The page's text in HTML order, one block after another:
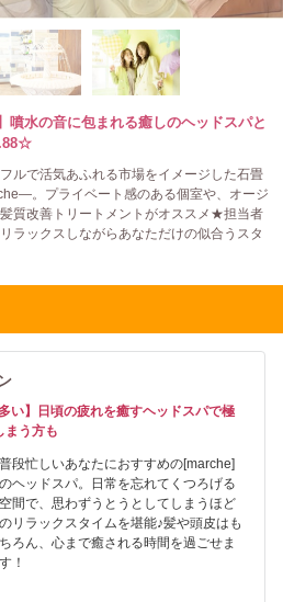
水の音に包まれる癒しのヘッドスパと
ルで活気あふれる市場をイメージした石畳
。プライベート感のある個室や、オージ
質改善トリートメントがオススメ★担当者
ラックスしながらあなただけの似合うスタ
い】日頃の疲れを癒すヘッドスパで極
まう方も
普段忙しいあなたにおすすめの[marche]
のヘッドスパ。日常を忘れてくつろげる
空間で、思わずうとうとしてしまうほど
のリラックスタイムを堪能♪髪や頭皮はも
ちろん、心まで癒される時間を過ごせま
す！